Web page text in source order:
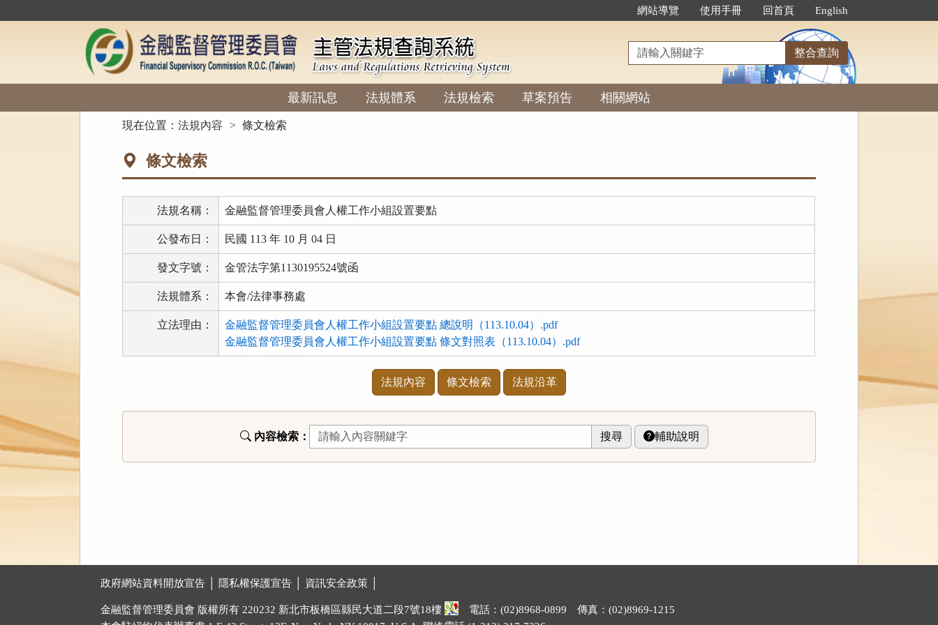
到
網站導覽 使用手冊 回首頁 English
請
輸
入
關
鍵
整合查詢
最新訊息 法規體系 法規檢索 草案預告 相關網站
現在位置：法規內容 條文檢索
條文檢索
法規名稱： 金融監督管理委員會人權工作小組設置要點
公發布日： 民國 113 年 10 月 04 日
發文字號： 金管法字第1130195524號函
法規體系： 本會/法律事務處
立法理由：
金融監督管理委員會人權工作小組設置要點 總說明（113.10.04）.pdf
金融監督管理委員會人權工作小組設置要點 條文對照表（113.10.04）.pdf
功
鈕
法規內容 條文檢索 法規沿革
內容檢索： 輔助說明
政府網站資料開放宣告 │ 隱私權保護宣告 │ 資訊安全政策 │
金融監督管理委員會 版權所有 220232 新北市板橋區縣民大道二段7號18樓
電話：(02)8968-0899 傳真：(02)8969-1215